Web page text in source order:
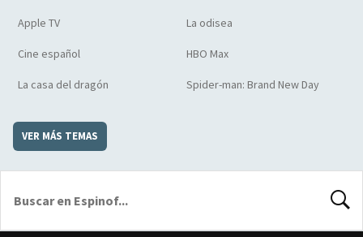
Apple TV La odisea
Cine español HBO Max
La casa del dragón Spider-man: Brand New Day
VER MÁS TEMAS